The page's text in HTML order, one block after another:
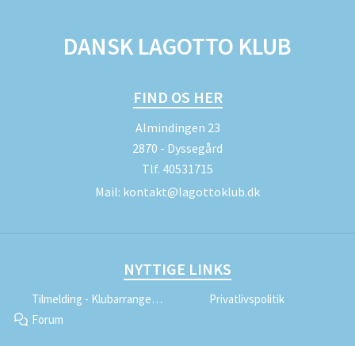
DANSK LAGOTTO KLUB
FIND OS HER
Almindingen 23
2870 - Dyssegård
Tlf. 40531715
Mail: kontakt@lagottoklub.dk
NYTTIGE LINKS
Tilmelding - Klubarrangementer
Privatlivspolitik
Forum